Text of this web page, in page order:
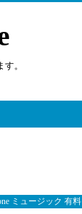
。
ミュージック 有料